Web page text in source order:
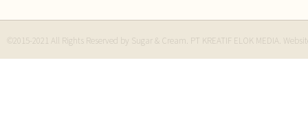
©2015-2021 All Rights Reserved by Sugar & Cream. PT KREATIF ELOK MEDIA.